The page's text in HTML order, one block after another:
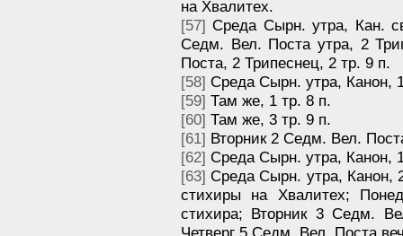
на Хвалитех.
[57] Среда Сырн. утра, Кан.
Седм. Вел. Поста утра, 2
Поста, 2 Трипеснец, 2 тр. 9 п.
[58] Среда Сырн. утра, Канон,
[59] Там же, 1 тр. 8 п.
[60] Там же, 3 тр. 9 п.
[61] Вторник 2 Седм. Вел.
[62] Среда Сырн. утра, Канон,
[63] Среда Сырн. утра, Канон,
стихиры на Хвалитех;
стихира; Вторник 3 Седм.